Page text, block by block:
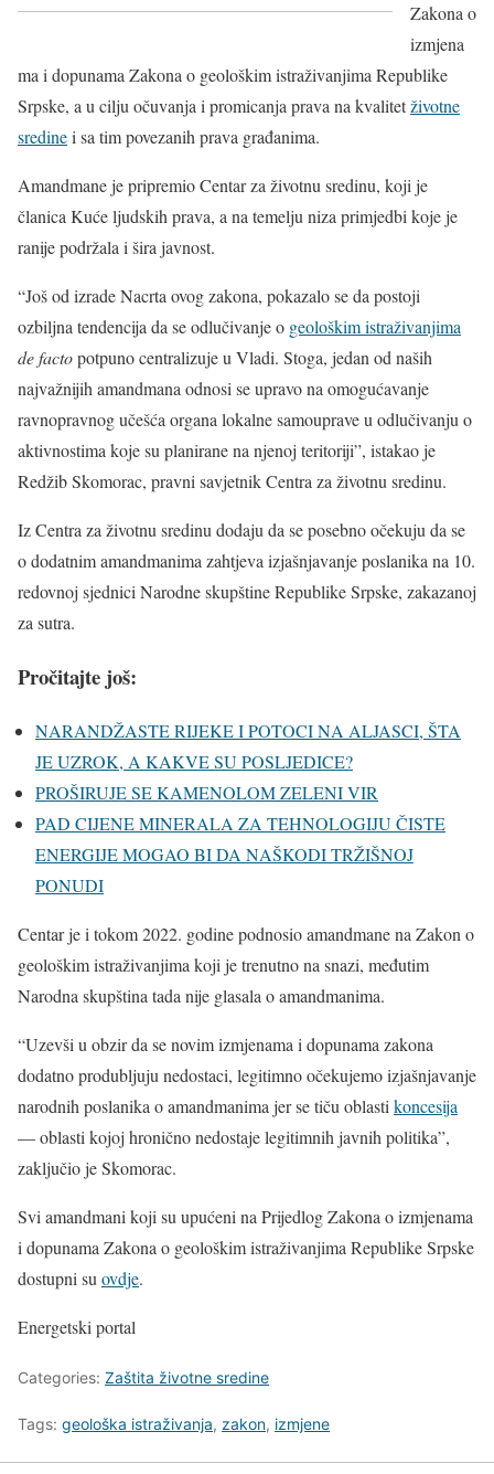
Zakona o
izmjena
ma i dopunama Zakona o geološkim istraživanjima Republike
Srpske, a u cilju očuvanja i promicanja prava na kvalitetživotne
sredinei sa tim povezanih prava građanima.
Amandmane je pripremio Centar za životnu sredinu, koji je
članica Kuće ljudskih prava, a na temelju niza primjedbi koje je
ranije podržala i šira javnost.
“Još od izrade Nacrta ovog zakona, pokazalo se da postoji
ozbiljna tendencija da se odlučivanje o geološkim istraživanjima
de factopotpuno centralizuje u Vladi. Stoga, jedan od naših
najvažnijih amandmana odnosi se upravo na omogućavanje
ravnopravnog učešća organa lokalne samouprave u odlučivanju o
aktivnostima koje su planirane na njenoj teritoriji”, istakao je
Redžib Skomorac, pravni savjetnik Centra za životnu sredinu.
Iz Centra za životnu sredinu dodaju da se posebno očekuju da se
o dodatnim amandmanima zahtjeva izjašnjavanje poslanika na 10.
redovnoj sjednici Narodne skupštine Republike Srpske, zakazanoj
za sutra.
Pročitajte još:
NARANDŽASTE RIJEKE I POTOCI NA ALJASCI, ŠTA
JE UZROK, A KAKVE SU POSLJEDICE?
PROŠIRUJE SE KAMENOLOM ZELENI VIR
PAD CIJENE MINERALA ZA TEHNOLOGIJU ČISTE
ENERGIJE MOGAO BI DA NAŠKODI TRŽIŠNOJ
PONUDI
Centar je i tokom 2022. godine podnosio amandmane na Zakon o
geološkim istraživanjima koji je trenutno na snazi, međutim
Narodna skupština tada nije glasala o amandmanima.
“Uzevši u obzir da se novim izmjenama i dopunama zakona
dodatno produbljuju nedostaci, legitimno očekujemo izjašnjavanje
narodnih poslanika o amandmanima jer se tiču oblasti koncesija
— oblasti kojoj hronično nedostaje legitimnih javnih politika”,
zaključio je Skomorac.
Svi amandmani koji su upućeni na Prijedlog Zakona o izmjenama
i dopunama Zakona o geološkim istraživanjima Republike Srpske
dostupni su ovdje.
Energetski portal
Categories: Zaštita životne sredine
Tags: geološka istraživanja, zakon, izmjene